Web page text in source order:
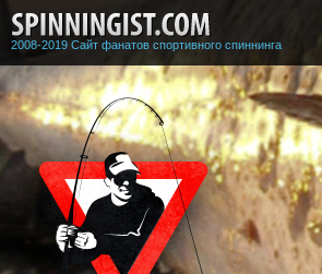
2008-2019 Сайт фанатов спортивного спиннинга